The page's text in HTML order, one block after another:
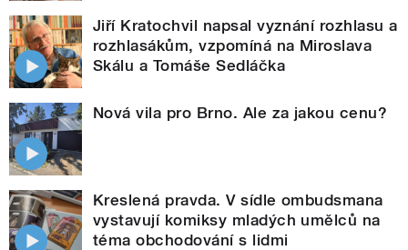
Jiří Kratochvil napsal vyznání rozhlasu a
rozhlasákům, vzpomíná na Miroslava
Skálu a Tomáše Sedláčka
Nová vila pro Brno. Ale za jakou cenu?
Kreslená pravda. V sídle ombudsmana
vystavují komiksy mladých umělců na
téma obchodování s lidmi